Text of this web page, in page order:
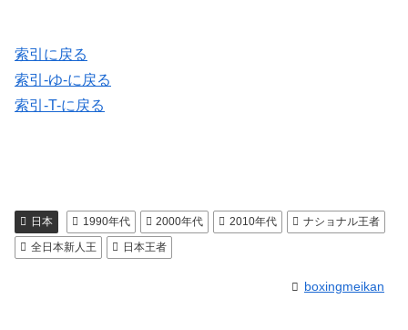
索引に戻る
索引-ゆ-に戻る
索引-T-に戻る
日本 1990年代 2000年代 2010年代
ナショナル王者
全日本新人王
日本王者
boxingmeikan